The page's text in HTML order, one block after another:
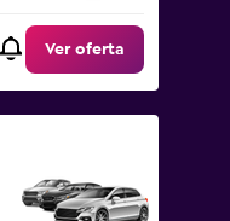
Ver oferta